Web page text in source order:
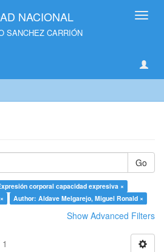
NACIONAL
SANCHEZ CARRIÓN
Go
corporal capacidad expresiva ×
Author: Aldave Melgarejo, Miguel Ronald ×
Show Advanced Filters